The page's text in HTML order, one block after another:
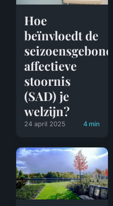
Hoe
beïnvloedt de
affectieve
stoornis
(SAD) je
welzijn?
24 april 2025 4 min